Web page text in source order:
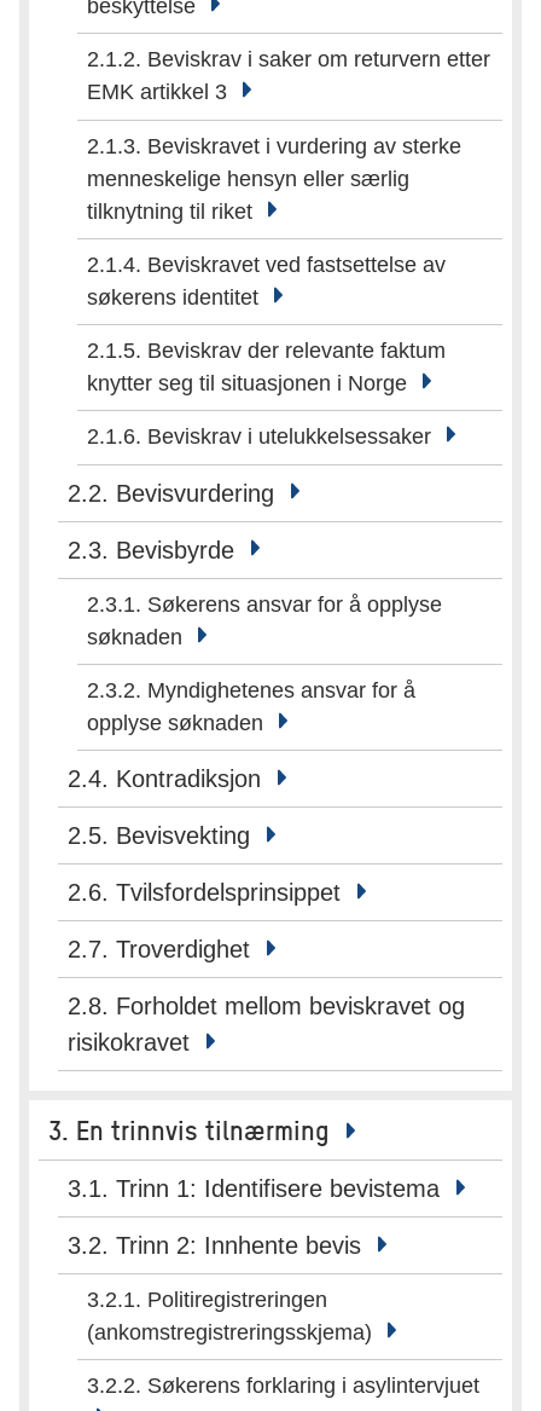
beskyttelse
2.1.2. Beviskrav i saker om returvern etter
EMK artikkel 3
2.1.3. Beviskravet i vurdering av sterke
menneskelige hensyn eller særlig
tilknytning til riket
2.1.4. Beviskravet ved fastsettelse av
søkerens identitet
2.1.5. Beviskrav der relevante faktum
knytter seg til situasjonen i Norge
2.1.6. Beviskrav i utelukkelsessaker
2.2. Bevisvurdering
2.3. Bevisbyrde
2.3.1. Søkerens ansvar for å opplyse
søknaden
2.3.2. Myndighetenes ansvar for å
opplyse søknaden
2.4. Kontradiksjon
2.5. Bevisvekting
2.6. Tvilsfordelsprinsippet
2.7. Troverdighet
2.8. Forholdet mellom beviskravet og
risikokravet
3. En trinnvis tilnærming
3.1. Trinn 1: Identifisere bevistema
3.2. Trinn 2: Innhente bevis
3.2.1. Politiregistreringen
(ankomstregistreringsskjema)
3.2.2. Søkerens forklaring i asylintervjuet